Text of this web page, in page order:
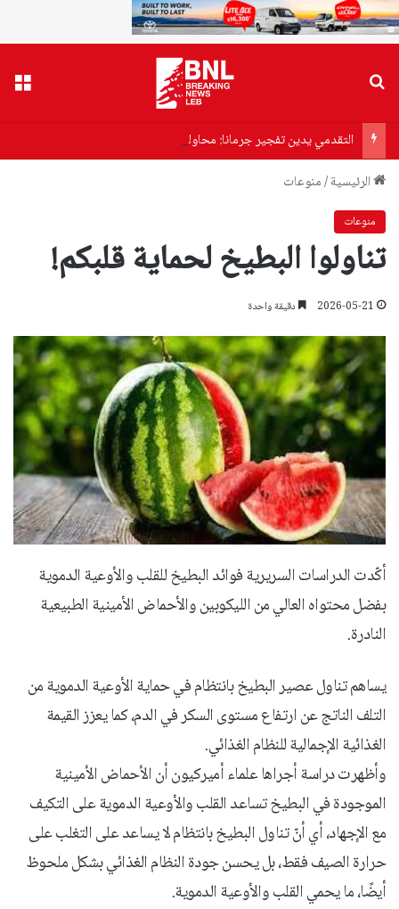
التقدمي يدين تفجير جرمانا: محاولة لضرب استقرار سوريا
الرئيسية/منوعات
منوعات
تناولوا البطيخ لحماية قلبكم!
2026-05-21 دقيقة واحدة
أكّدت الدراسات السريرية فوائد البطيخ للقلب والأوعية الدموية
بفضل محتواه العالي من الليكوبين والأحماض الأمينية الطبيعية
النادرة.
يساهم تناول عصير البطيخ بانتظام في حماية الأوعية الدموية من
التلف الناتج عن ارتفاع مستوى السكر في الدم، كما يعزز القيمة
الغذائية الإجمالية للنظام الغذائي.
وأظهرت دراسة أجراها علماء أميركيون أن الأحماض الأمينية
الموجودة في البطيخ تساعد القلب والأوعية الدموية على التكيف
مع الإجهاد، أي أنّ تناول البطيخ بانتظام لا ​​يساعد على التغلب على
حرارة الصيف فقط، بل يحسن جودة النظام الغذائي بشكل ملحوظ
أيضًا، ما يحمي القلب والأوعية الدموية.